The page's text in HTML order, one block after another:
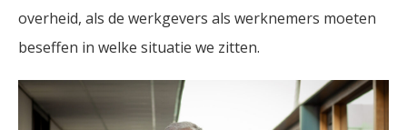
overheid, als de werkgevers als werknemers moeten
beseffen in welke situatie we zitten.